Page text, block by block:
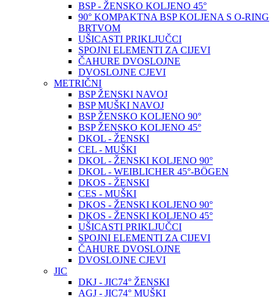
BSP - ŽENSKO KOLJENO 45°
90° KOMPAKTNA BSP KOLJENA S O-RING
BRTVOM
UŠICASTI PRIKLJUČCI
SPOJNI ELEMENTI ZA CIJEVI
ČAHURE DVOSLOJNE
DVOSLOJNE CJEVI
METRIČNI
BSP ŽENSKI NAVOJ
BSP MUŠKI NAVOJ
BSP ŽENSKO KOLJENO 90°
BSP ŽENSKO KOLJENO 45°
DKOL - ŽENSKI
CEL - MUŠKI
DKOL - ŽENSKI KOLJENO 90°
DKOL - WEIBLICHER 45°-BÖGEN
DKOS - ŽENSKI
CES - MUŠKI
DKOS - ŽENSKI KOLJENO 90°
DKOS - ŽENSKI KOLJENO 45°
UŠICASTI PRIKLJUČCI
SPOJNI ELEMENTI ZA CIJEVI
ČAHURE DVOSLOJNE
DVOSLOJNE CJEVI
JIC
DKJ - JIC74° ŽENSKI
AGJ - JIC74° MUŠKI